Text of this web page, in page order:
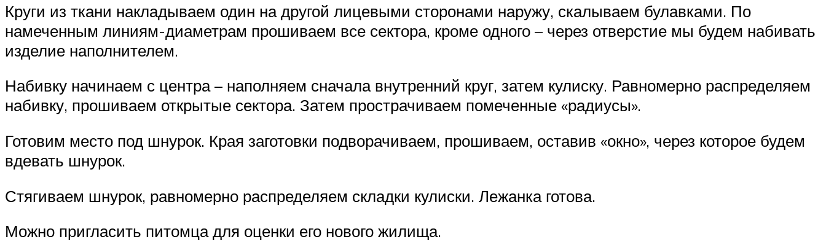
Круги из ткани накладываем один на другой лицевыми сторонами наружу, скалываем булавками. По
намеченным линиям-диаметрам прошиваем все сектора, кроме одного – через отверстие мы будем набивать
изделие наполнителем.
Набивку начинаем с центра – наполняем сначала внутренний круг, затем кулиску. Равномерно распределяем
набивку, прошиваем открытые сектора. Затем прострачиваем помеченные «радиусы».
Готовим место под шнурок. Края заготовки подворачиваем, прошиваем, оставив «окно», через которое будем
вдевать шнурок.
Стягиваем шнурок, равномерно распределяем складки кулиски. Лежанка готова.
Можно пригласить питомца для оценки его нового жилища.